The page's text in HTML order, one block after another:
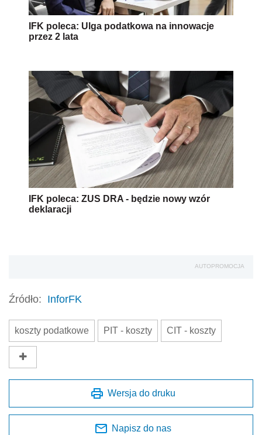
IFK poleca: Ulga podatkowa na innowacje
przez 2 lata
IFK poleca: ZUS DRA - będzie nowy wzór
deklaracji
AUTOPROMOCJA
Źródło: InforFK
koszty podatkowe PIT - koszty CIT - koszty
Wersja do druku
Napisz do nas